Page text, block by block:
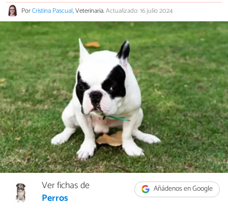
PorCristina Pascual, Veterinaria.Actualizado: 16 julio 2024
Añádenos en Google
Ver fichas de
Perros